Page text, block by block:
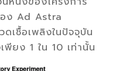
อง Ad Astra
ดเชื้อเพลิงในปัจจุบัน
พียง 1 ใน 10 เท่านั้น